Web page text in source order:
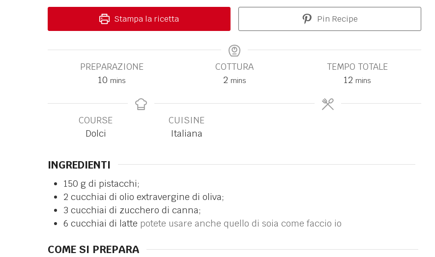
Stampa la ricetta Pin Recipe
PREPARAZIONE
10 mins
COTTURA
2 mins
TEMPO TOTALE
12 mins
COURSE
Dolci
CUISINE
Italiana
INGREDIENTI
150 g di pistacchi;
2 cucchiai di olio extravergine di oliva;
3 cucchiai di zucchero di canna;
6 cucchiai di latte potete usare anche quello di soia come faccio io
COME SI PREPARA